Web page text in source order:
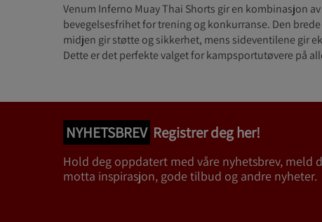
Venum Inferno Muay Thai Shorts gir en kombinasjon
bevegelsesfrihet for trening og konkurranse. Den
midjen gir støtte og sikkerhet, mens sideventilene gir
Dette er det perfekte valget for kampsportutøvere på
NYHETSBREV Registrer deg her!
Hold deg oppdatert med våre nyhetsbrev, meld
motta inspirasjon, gode tilbud og andre nyheter.